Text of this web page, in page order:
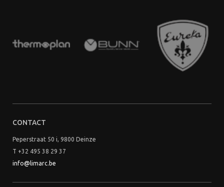
CONTACT
Peperstraat 50 i, 9800 Deinze
T +32 495 38 29 37
info@limarc.be